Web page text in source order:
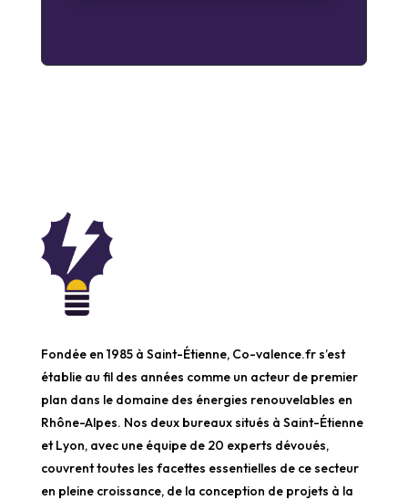
Fondée en 1985 à Saint-Étienne, Co-valence.fr s’est
établie au fil des années comme un acteur de premier
plan dans le domaine des énergies renouvelables en
Rhône-Alpes. Nos deux bureaux situés à Saint-Étienne
et Lyon, avec une équipe de 20 experts dévoués,
couvrent toutes les facettes essentielles de ce secteur
en pleine croissance, de la conception de projets à la